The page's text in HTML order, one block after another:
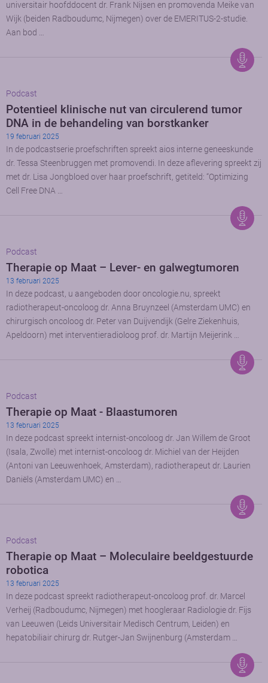
universitair hoofddocent dr. Frank Nijsen en promovenda Meike van
Wijk (beiden Radboudumc, Nijmegen) over de EMERITUS-2-studie.
Aan bod …
Podcast
Potentieel klinische nut van circulerend tumor
DNA in de behandeling van borstkanker
19 februari 2025
In de podcastserie proefschriften spreekt aios interne geneeskunde
dr. Tessa Steenbruggen met promovendi. In deze aflevering spreekt zij
met dr. Lisa Jongbloed over haar proefschrift, getiteld: “Optimizing
Cell Free DNA …
Podcast
Therapie op Maat – Lever- en galwegtumoren
13 februari 2025
In deze podcast, u aangeboden door oncologie.nu, spreekt
radiotherapeut-oncoloog dr. Anna Bruynzeel (Amsterdam UMC) en
chirurgisch oncoloog dr. Peter van Duijvendijk (Gelre Ziekenhuis,
Apeldoorn) met interventieradioloog prof. dr. Martijn Meijerink …
Podcast
Therapie op Maat - Blaastumoren
13 februari 2025
In deze podcast spreekt internist-oncoloog dr. Jan Willem de Groot
(Isala, Zwolle) met internist-oncoloog dr. Michiel van der Heijden
(Antoni van Leeuwenhoek, Amsterdam), radiotherapeut dr. Laurien
Daniëls (Amsterdam UMC) en …
Podcast
Therapie op Maat – Moleculaire beeldgestuurde
robotica
13 februari 2025
In deze podcast spreekt radiotherapeut-oncoloog prof. dr. Marcel
Verheij (Radboudumc, Nijmegen) met hoogleraar Radiologie dr. Fijs
van Leeuwen (Leids Universitair Medisch Centrum, Leiden) en
hepatobiliair chirurg dr. Rutger-Jan Swijnenburg (Amsterdam …